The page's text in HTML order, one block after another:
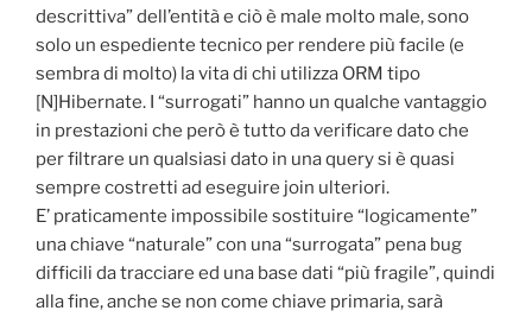
descrittiva” dell’entità e ciò è male molto male, sono
solo un espediente tecnico per rendere più facile (e
sembra di molto) la vita di chi utilizza ORM tipo
[N]Hibernate. I “surrogati” hanno un qualche vantaggio
in prestazioni che però è tutto da verificare dato che
per filtrare un qualsiasi dato in una query si è quasi
sempre costretti ad eseguire join ulteriori.
E’ praticamente impossibile sostituire “logicamente”
una chiave “naturale” con una “surrogata” pena bug
difficili da tracciare ed una base dati “più fragile”, quindi
alla fine, anche se non come chiave primaria, sarà